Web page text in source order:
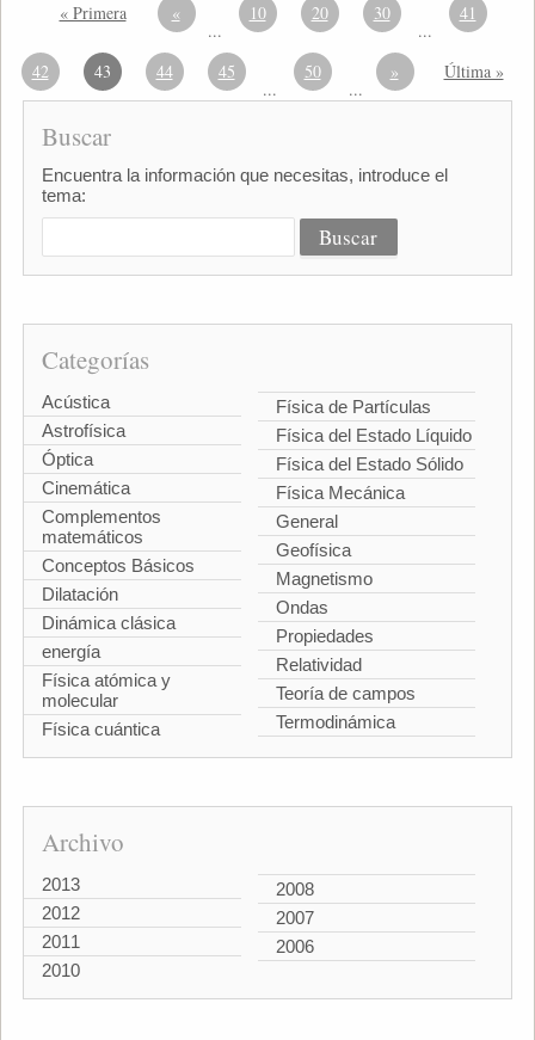
« Primera «
...
10 20 30
...
41
42 43 44 45
...
50
...
» Última »
Buscar
Encuentra la información que necesitas, introduce el
tema:
Categorías
Acústica
Astrofísica
Óptica
Cinemática
Complementos
matemáticos
Conceptos Básicos
Dilatación
Dinámica clásica
energía
Física atómica y
molecular
Física cuántica
Física de Partículas
Física del Estado Líquido
Física del Estado Sólido
Física Mecánica
General
Geofísica
Magnetismo
Ondas
Propiedades
Relatividad
Teoría de campos
Termodinámica
Archivo
2013
2012
2011
2010
2008
2007
2006